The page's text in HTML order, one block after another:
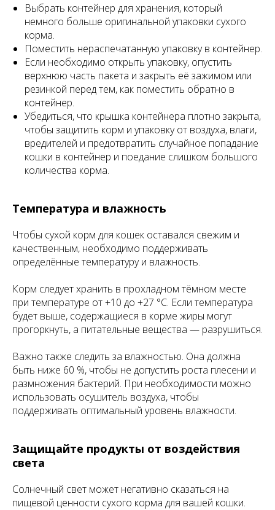
Выбрать контейнер для хранения, который
немного больше оригинальной упаковки сухого
корма.
Поместить нераспечатанную упаковку в контейнер.
Если необходимо открыть упаковку, опустить
верхнюю часть пакета и закрыть её зажимом или
резинкой перед тем, как поместить обратно в
контейнер.
Убедиться, что крышка контейнера плотно закрыта,
чтобы защитить корм и упаковку от воздуха, влаги,
вредителей и предотвратить случайное попадание
кошки в контейнер и поедание слишком большого
количества корма.
Температура и влажность
Чтобы сухой корм для кошек оставался свежим и
качественным, необходимо поддерживать
определённые температуру и влажность.
Корм следует хранить в прохладном тёмном месте
при температуре от +10 до +27 °C. Если температура
будет выше, содержащиеся в корме жиры могут
прогоркнуть, а питательные вещества — разрушиться.
Важно также следить за влажностью. Она должна
быть ниже 60 %, чтобы не допустить роста плесени и
размножения бактерий. При необходимости можно
использовать осушитель воздуха, чтобы
поддерживать оптимальный уровень влажности.
Защищайте продукты от воздействия
света
Солнечный свет может негативно сказаться на
пищевой ценности сухого корма для вашей кошки.